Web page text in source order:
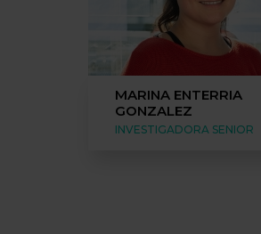
MARINA ENTERRIA
GONZALEZ
INVESTIGADORA SENIOR